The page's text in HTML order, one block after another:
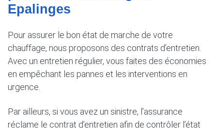
Epalinges
Pour assurer le bon état de marche de votre
chauffage, nous proposons des contrats d’entretien.
Avec un entretien régulier, vous faites des économies
en empêchant les pannes et les interventions en
urgence.
Par ailleurs, si vous avez un sinistre, l’assurance
réclame le contrat d’entretien afin de contrôler l’état